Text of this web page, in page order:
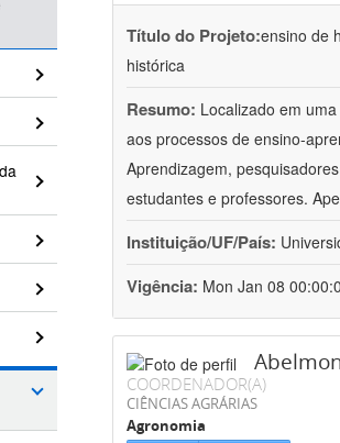
Título do Projeto:ensino de
histórica
Resumo: Localizado em
aos processos de ensino-
Aprendizagem,
estudantes e professores.
Instituição/UF/País:
Vigência: Mon Jan 08
COORDENADOR(A)
CIÊNCIAS AGRÁRIAS
Agronomia